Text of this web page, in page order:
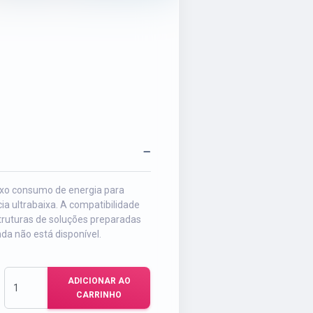
consumo de energia para
ultrabaixa. A compatibilidade
de soluções preparadas
não está disponível.
ADICIONAR AO
CARRINHO